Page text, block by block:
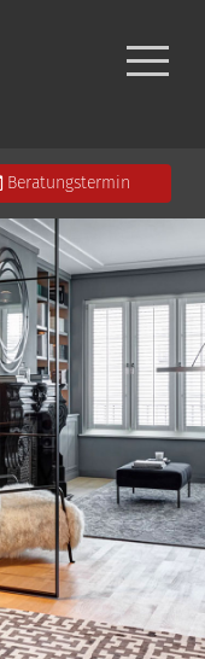
Beratungstermin